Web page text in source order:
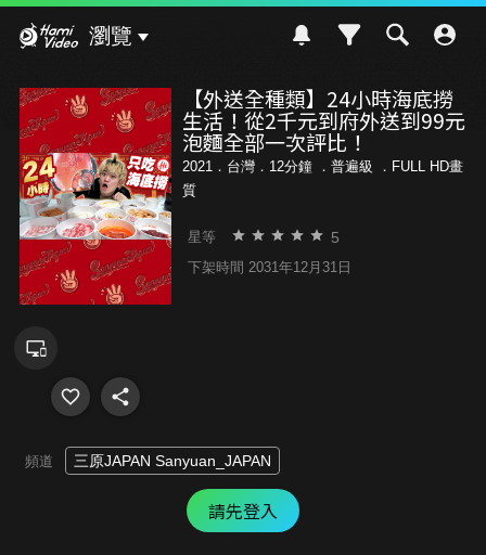
瀏覽
【外送全種類】24小時海底撈
生活！從2千元到府外送到99元
泡麵全部一次評比！
2021．台灣．12分鐘 ． 普遍級
．FULL HD畫
質
星等 5
下架時間 2031年12月31日
頻道 三原JAPAN Sanyuan_JAPAN
請先登入